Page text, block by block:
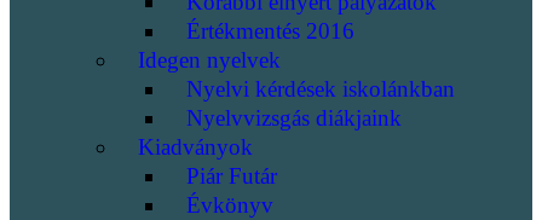
Értékmentés 2016
Idegen nyelvek
Nyelvi kérdések iskolánkban
Nyelvvizsgás diákjaink
Kiadványok
Piár Futár
Évkönyv